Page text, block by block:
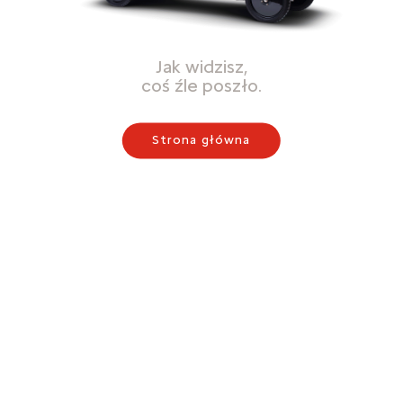
Jak widzisz,
coś źle poszło.
Strona główna